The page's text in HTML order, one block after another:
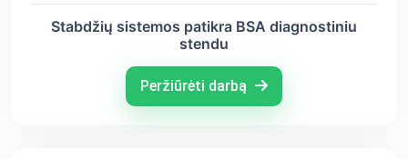
Stabdžių sistemos patikra BSA diagnostiniu
stendu
Peržiūrėti darbą